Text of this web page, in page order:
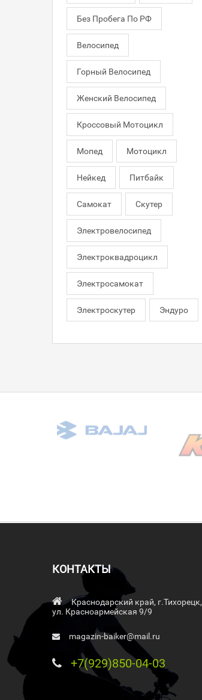
Без Пробега По РФ
Велосипед
Горный Велосипед
Женский Велосипед
Кроссовый Мотоцикл
Мопед Мотоцикл
Нейкед Питбайк
Самокат Скутер
Электровелосипед
Электроквадроцикл
Электросамокат
Электроскутер Эндуро
КОНТАКТЫ
Краснодарский край, г.Тихорецк,
ул. Красноармейская 9/9
magazin-baiker@mail.ru
+7(929)850-04-03